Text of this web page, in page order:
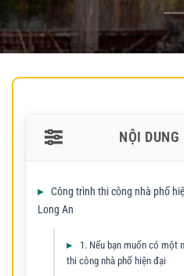
NỘI DUNG
Công trình thi công nhà phố
Long An
1. Nếu bạn muốn có một
thi công nhà phố hiện đại